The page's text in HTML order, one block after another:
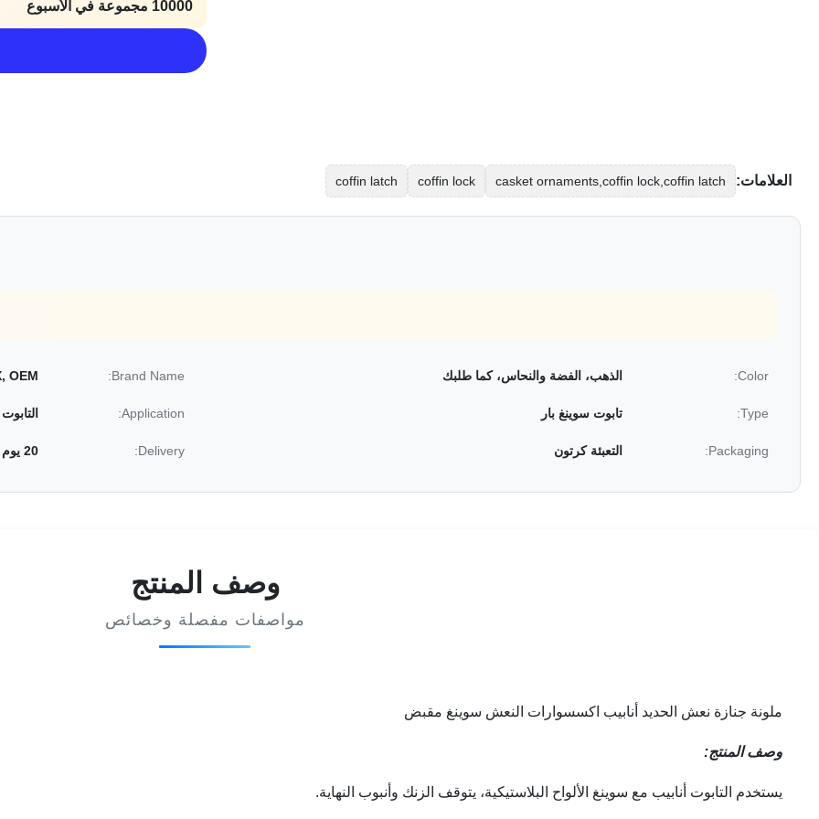
10000 مجموعة في الأسبوع
العلامات: casket ornaments,coffin lock,coffin latch
coffin lock
coffin latch
Color: الذهب، الفضة والنحاس، كما طلبك Brand Name:
OEM
Type: تابوت سوينغ بار Application:
Packaging: التعبئة كرتون Delivery: 20 يوم
وصف المنتج
مواصفات مفصلة وخصائص
ملونة جنازة نعش الحديد أنابيب اكسسوارات النعش سوينغ مقبض
وصف المنتج:
يستخدم التابوت أنابيب مع سوينغ الألواح البلاستيكية، يتوقف الزنك وأنبوب النهاية.